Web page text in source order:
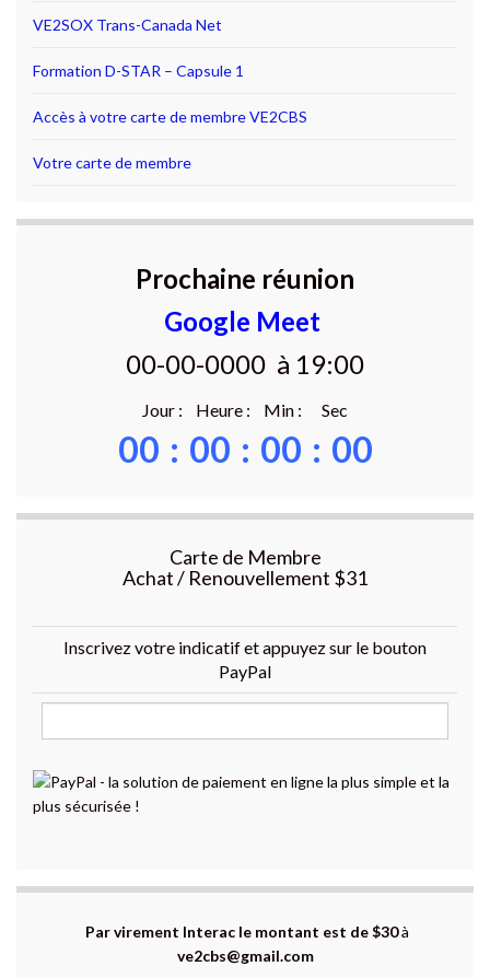
VE2SOX Trans-Canada Net
Formation D-STAR – Capsule 1
Accès à votre carte de membre VE2CBS
Votre carte de membre
Prochaine réunion
Google Meet
00-00-0000 à 19:00
Jour : Heure : Min : Sec
00 : 00 : 00 : 00
Carte de Membre
Achat / Renouvellement $31
Inscrivez votre indicatif et appuyez sur le bouton
PayPal
Par virement Interac le montant est de $30à
ve2cbs@gmail.com